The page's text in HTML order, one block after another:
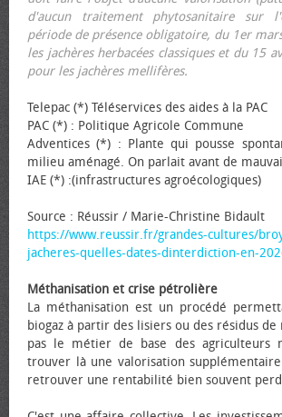
d'aucun traitement phytosanitaire sur
période de présence obligatoire, du 1er
les jachères herbacées classiques et du 15
pour les jachères mellifères.
Telepac (*) Téléservices des aides à la PAC
PAC (*) : Politique Agricole Commune
Adventices (*) : Plante qui pousse
milieu aménagé. On parlait avant de
IAE (*) :(infrastructures agroécologiques)
Source : Réussir / Marie-Christine Bidault
https://www.reussir.fr/grandes-cultures/
jacheres-quelles-dates-dinterdiction-en-
Méthanisation et crise pétrolière
La méthanisation est un procédé
biogaz à partir des lisiers ou des résidus de
pas le métier de base des agriculteurs
trouver là une valorisation
retrouver une rentabilité bien souvent